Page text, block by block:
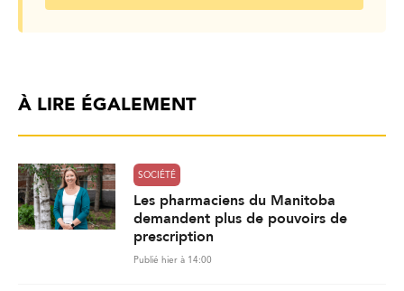
À LIRE ÉGALEMENT
SOCIÉTÉ
Les pharmaciens du Manitoba
demandent plus de pouvoirs de
prescription
Publié hier à 14:00